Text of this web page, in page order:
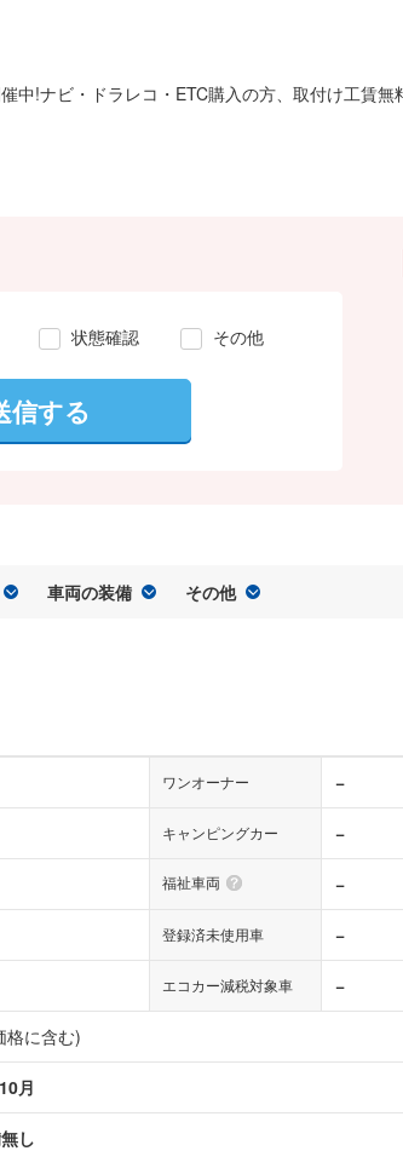
中!ナビ・ドラレコ・ETC購入の方、取付け工賃無
状態確認 その他
信する
車両の装備 その他
ワンオーナー −
キャンピングカー −
福祉車両 −
登録済未使用車 −
エコカー減税対象車 −
格に含む)
月
し